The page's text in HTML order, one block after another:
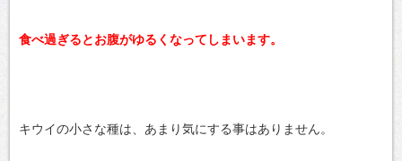
食べ過ぎるとお腹がゆるくなってしまいます。
キウイの小さな種は、あまり気にする事はありません。